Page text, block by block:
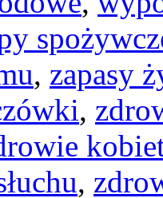
, zapasy
,
,